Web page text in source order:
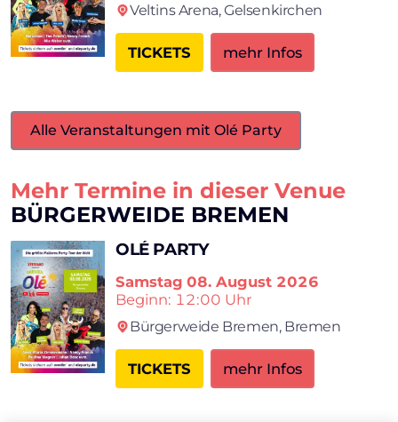
Veltins Arena,Gelsenkirchen
TICKETS mehr Infos
Alle Veranstaltungen mit Olé Party
Mehr Termine in dieser Venue
BÜRGERWEIDE BREMEN
OLÉ PARTY
Samstag 08. August 2026
Beginn: 12:00 Uhr
Bürgerweide Bremen, Bremen
TICKETS mehr Infos